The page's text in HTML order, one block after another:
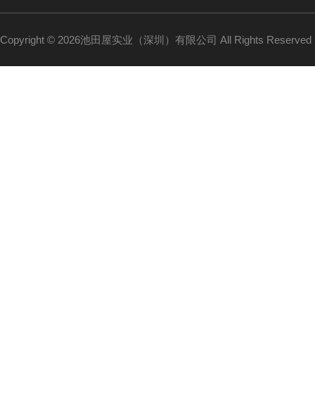
Copyright © 2026池田屋实业（深圳）有限公司 All Rights